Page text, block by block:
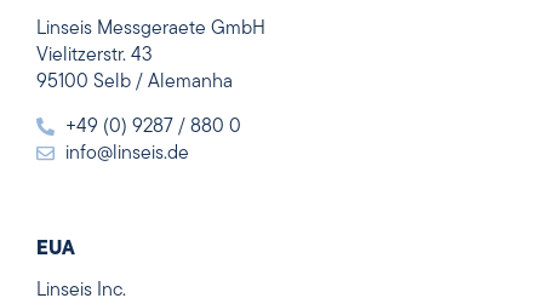
Linseis Messgeraete GmbH
Vielitzerstr. 43
95100 Selb / Alemanha
+49 (0) 9287 / 880 0
info@linseis.de
EUA
Linseis Inc.